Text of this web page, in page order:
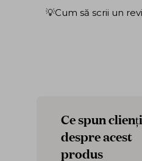
💡Cum să scrii un
Ce spun
despre acest
produs